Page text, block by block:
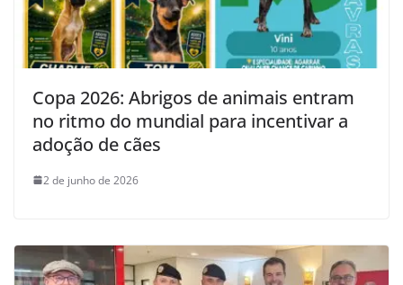
Copa 2026: Abrigos de animais entram
no ritmo do mundial para incentivar a
adoção de cães
2 de junho de 2026